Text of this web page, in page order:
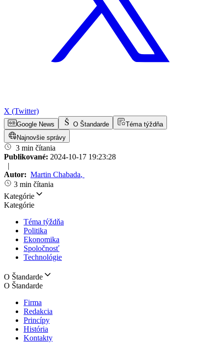
X (Twitter)
Google News O Štandarde
Téma týždňa
Najnovšie správy
3 min čítania
Publikované: 2024-10-17 19:23:28
|
Autor: Martin Chabada,
3 min čítania
Kategórie
Kategórie
Téma týždňa
Politika
Ekonomika
Spoločnosť
Technológie
O Štandarde
O Štandarde
Firma
Redakcia
Princípy
História
Kontakty